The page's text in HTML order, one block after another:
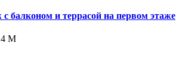
балконом и террасой на первом этаже
М